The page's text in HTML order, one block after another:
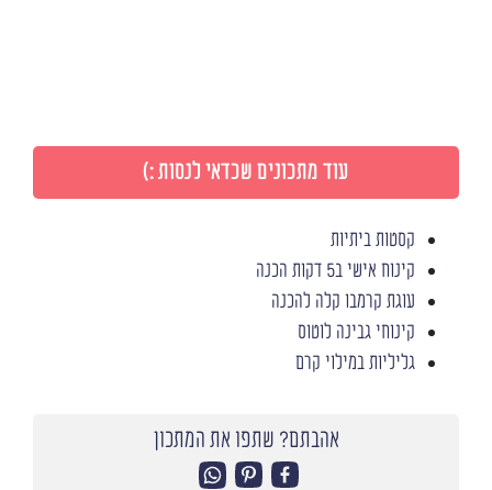
עוד מתכונים שכדאי לנסות :)
קסטות ביתיות
קינוח אישי ב5 דקות הכנה
עוגת קרמבו קלה להכנה
קינוחי גבינה לוטוס
גליליות במילוי קרם
אהבתם? שתפו את המתכון